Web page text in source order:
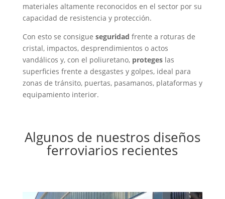
materiales altamente reconocidos en el sector por su
capacidad de resistencia y protección.
Con esto se consigue seguridad frente a roturas de
cristal, impactos, desprendimientos o actos
vandálicos y, con el poliuretano, protegeslas
superficies frente a desgastes y golpes, ideal para
zonas de tránsito, puertas, pasamanos, plataformas y
equipamiento interior.
Algunos de nuestros diseños
ferroviarios recientes